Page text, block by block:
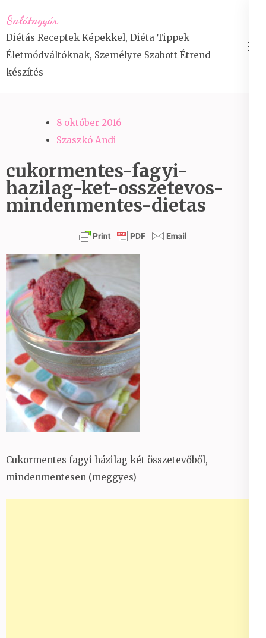
to
content
(Press
Enter)
Salátagyár
Diétás Receptek Képekkel, Diéta Tippek
Életmódváltóknak, Személyre Szabott Étrend
készítés
8 október 2016
Szaszkó Andi
cukormentes-fagyi-
hazilag-ket-osszetevos-
mindenmentes-dietas
Cukormentes fagyi házilag két összetevőből,
mindenmentesen (meggyes)